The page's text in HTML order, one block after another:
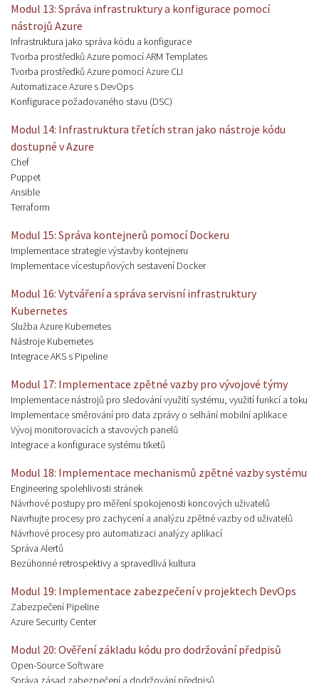
Modul 13: Správa infrastruktury a konfigurace pomocí
nástrojů Azure
Infrastruktura jako správa kódu a konfigurace
Tvorba prostředků Azure pomocí ARM Templates
Tvorba prostředků Azure pomocí Azure CLI
Automatizace Azure s DevOps
Konfigurace požadovaného stavu (DSC)
Modul 14: Infrastruktura třetích stran jako nástroje kódu
dostupné v Azure
Chef
Puppet
Ansible
Terraform
Modul 15: Správa kontejnerů pomocí Dockeru
Implementace strategie výstavby kontejneru
Implementace vícestupňových sestavení Docker
Modul 16: Vytváření a správa servisní infrastruktury
Kubernetes
Služba Azure Kubernetes
Nástroje Kubernetes
Integrace AKS s Pipeline
Modul 17: Implementace zpětné vazby pro vývojové týmy
Implementace nástrojů pro sledování využití systému, využití funkcí a toku
Implementace směrování pro data zprávy o selhání mobilní aplikace
Vývoj monitorovacích a stavových panelů
Integrace a konfigurace systému tiketů
Modul 18: Implementace mechanismů zpětné vazby systému
Engineering spolehlivosti stránek
Návrhové postupy pro měření spokojenosti koncových uživatelů
Navrhujte procesy pro zachycení a analýzu zpětné vazby od uživatelů
Návrhové procesy pro automatizaci analýzy aplikací
Správa Alertů
Bezúhonné retrospektivy a spravedlivá kultura
Modul 19: Implementace zabezpečení v projektech DevOps
Zabezpečení Pipeline
Azure Security Center
Modul 20: Ověření základu kódu pro dodržování předpisů
Open-Source Software
Správa zásad zabezpečení a dodržování předpisů